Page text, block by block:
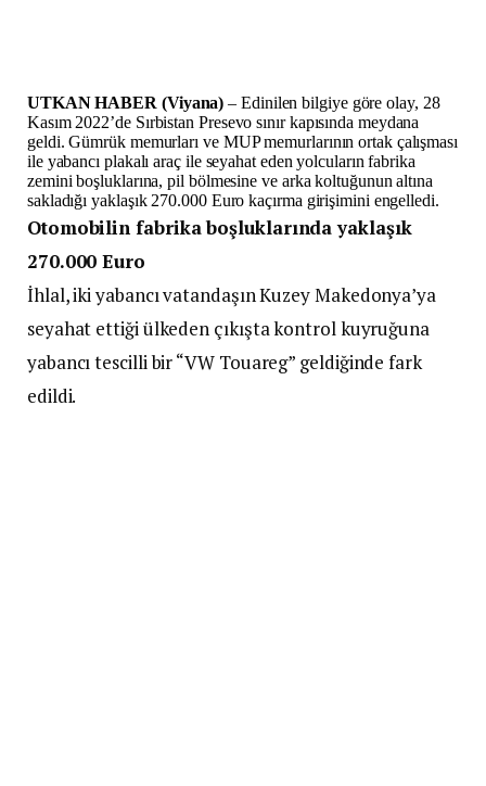
UTKAN HABER (Viyana)– Edinilen bilgiye göre olay, 28
Kasım 2022’de Sırbistan Presevo sınır kapısında meydana
geldi. Gümrük memurları ve MUP memurlarının ortak çalışması
ile yabancı plakalı araç ile seyahat eden yolcuların fabrika
zemini boşluklarına, pil bölmesine ve arka koltuğunun altına
sakladığı yaklaşık 270.000 Euro kaçırma girişimini engelledi.
Otomobilin fabrika boşluklarında yaklaşık
270.000 Euro
İhlal, iki yabancı vatandaşın Kuzey Makedonya’ya
seyahat ettiği ülkeden çıkışta kontrol kuyruğuna
yabancı tescilli bir “VW Touareg” geldiğinde fark
edildi.